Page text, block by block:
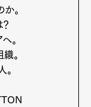
。
。
。
。